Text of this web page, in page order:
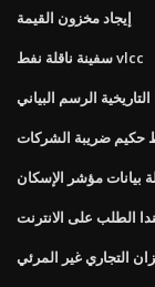
إيجاد مخزون القيمة
سفينة ناقلة نفط vlcc
ضريبة الشركات
الطلب على الانترنت
التجاري غير المرئي